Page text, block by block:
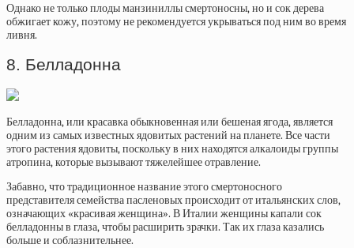
Однако не только плоды манзиниллы смертоносны, но и сок дерева
обжигает кожу, поэтому не рекомендуется укрываться под ним во время
ливня.
8. Белладонна
Белладонна, или красавка обыкновенная или бешеная ягода, является
одним из самых известных ядовитых растений на планете. Все части
этого растения ядовиты, поскольку в них находятся алкалоиды группы
атропина, которые вызывают тяжелейшее отравление.
Забавно, что традиционное название этого смертоносного
представителя семейства пасленовых происходит от итальянских слов,
означающих «красивая женщина». В Италии женщины капали сок
белладонны в глаза, чтобы расширить зрачки. Так их глаза казались
больше и соблазнительнее.